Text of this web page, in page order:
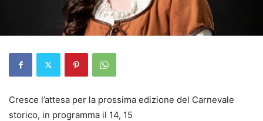
Cresce l’attesa per la prossima edizione del Carnevale
storico, in programma il 14, 15